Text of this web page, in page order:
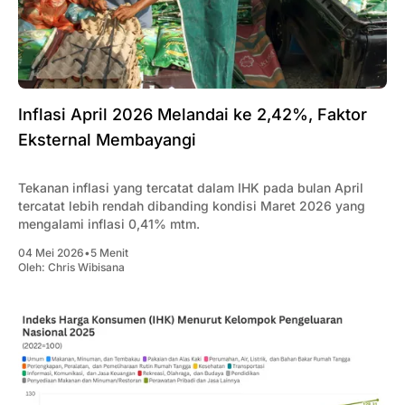
Inflasi April 2026 Melandai ke 2,42%, Faktor
Eksternal Membayangi
Tekanan inflasi yang tercatat dalam IHK pada bulan April
tercatat lebih rendah dibanding kondisi Maret 2026 yang
mengalami inflasi 0,41% mtm.
04 Mei 2026•5 Menit
Oleh: Chris Wibisana